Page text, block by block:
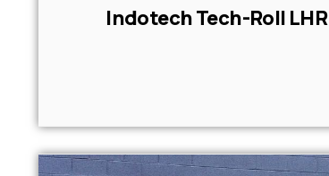
Indotech Tech-Roll LHR